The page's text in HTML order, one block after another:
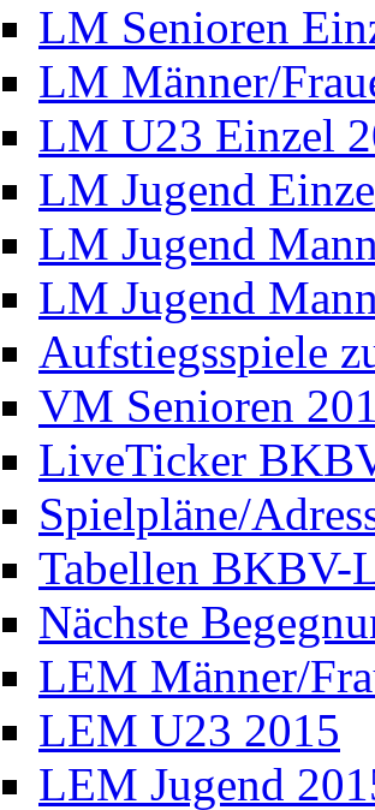
LM Senioren
LM Männer/
LM U23 Einzel
LM Jugend
LM Jugend
LM Jugend
Aufstiegsspiele
VM Senioren
LiveTicker
Spielpläne/
Tabellen BKBV-
Nächste
LEM Männer/
LEM U23 2015
LEM Jugend